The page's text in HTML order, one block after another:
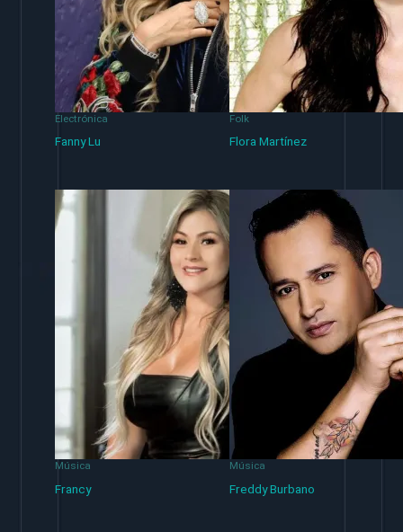
Electrónica
Fanny Lu
Folk
Flora Martínez
Música
Francy
Música
Freddy Burbano